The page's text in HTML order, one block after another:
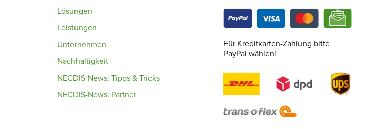
Lösungen
Leistungen
Unternehmen
Nachhaltigkeit
NECDIS-News: Tipps & Tricks
NECDIS-News: Partner
Für Kreditkarten-Zahlung bitte
PayPal wählen!